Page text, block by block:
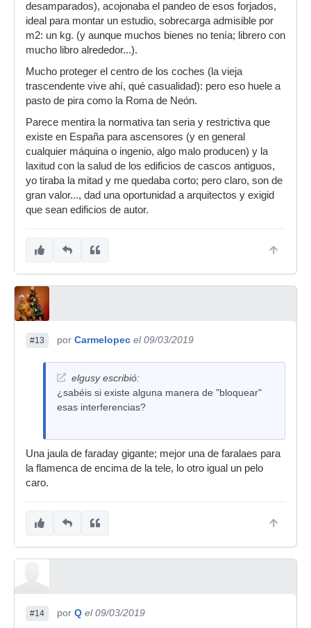
desamparados), acojonaba el pandeo de esos forjados,
ideal para montar un estudio, sobrecarga admisible por
m2: un kg. (y aunque muchos bienes no tenía; librero con
mucho libro alrededor...).
Mucho proteger el centro de los coches (la vieja
trascendente vive ahí, qué casualidad): pero eso huele a
pasto de pira como la Roma de Neón.
Parece mentira la normativa tan seria y restrictiva que
existe en España para ascensores (y en general
cualquier máquina o ingenio, algo malo producen) y la
laxitud con la salud de los edificios de cascos antiguos,
yo tiraba la mitad y me quedaba corto; pero claro, son de
gran valor..., dad una oportunidad a arquitectos y exigid
que sean edificios de autor.
#13 por Carmelopec el 09/03/2019
elgusy escribió:
¿sabéis si existe alguna manera de "bloquear"
esas interferencias?
Una jaula de faraday gigante; mejor una de faralaes para
la flamenca de encima de la tele, lo otro igual un pelo
caro.
#14 por Q el 09/03/2019